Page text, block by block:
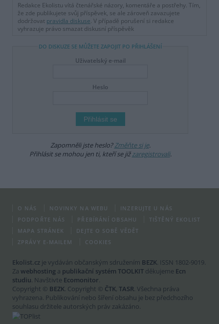
Redakce Ekolistu vítá čtenářské názory, komentáře a postřehy. Tím,
že zde publikujete svůj příspěvek, se ale zároveň zavazujete
dodržovat pravidla diskuse. V případě porušení si redakce
vyhrazuje právo smazat diskusní příspěvěk
DO DISKUZE SE MŮŽETE ZAPOJIT PO PŘIHLÁŠENÍ
Uživatelský e-mail
Heslo
Zapomněli jste heslo?Změňte si je.
Přihlásit se mohou jen ti, kteří se jižzaregistrovali.
O NÁS NOVINKY NA WEBU
INZERUJTE U NÁS
PODPOŘTE NÁS
PŘEBÍRÁNÍ OBSAHU
TIŠTĚNÝ EKOLIST
MAPA STRÁNEK
DEJTE O SOBĚ VĚDĚT
ZPRÁVY E-MAILEM
COOKIES
Ekolist.cz je vydáván občanským sdružením BEZK. ISSN 1802-9019.
Za webhosting a publikační systém TOOLKIT děkujeme Ecn
studiu. Navštivte Ecomonitor.
Copyright © BEZK. Copyright © ČTK, TASR. Všechna práva
vyhrazena. Publikování nebo šíření obsahu je bez předchozího
souhlasu držitele autorských práv zakázáno.